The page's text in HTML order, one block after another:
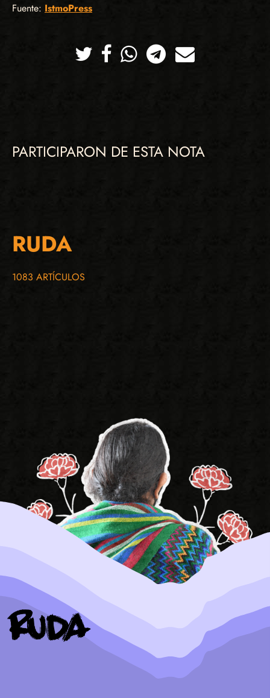
Fuente: IstmoPress
TwitterFacebookWhatsappTelegramCorreo
PARTICIPARON DE ESTA NOTA
RUDA
1083 ARTÍCULOS